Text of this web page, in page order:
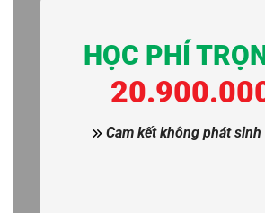
HỌC PHÍ
20
Cam kết không phát